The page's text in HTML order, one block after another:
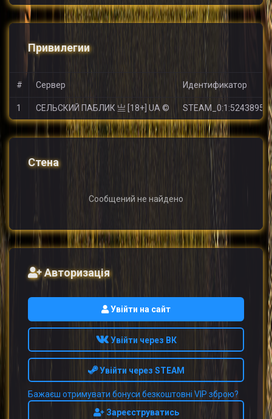
Привилегии
# Сервер Идентификатор
1 СЕЛЬСКИЙ ПАБЛИК 亗 [18+] UA ©
Стена
Сообщений не найдено
Авторизація
Увійти на сайт
Увійти через ВК
Увійти через STEAM
Бажаєш отримувати бонуси безкоштовні VIP зброю?
Зареєструватись